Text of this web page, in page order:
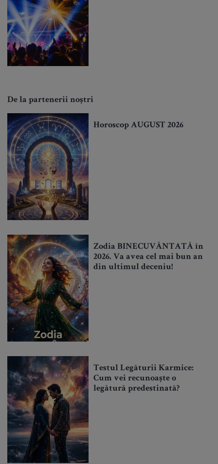
De la partenerii noștri
Horoscop AUGUST 2026
Zodia BINECUVÂNTATĂ în
2026. Va avea cel mai bun an
din ultimul deceniu!
Testul Legăturii Karmice:
Cum vei recunoaște o
legătură predestinată?